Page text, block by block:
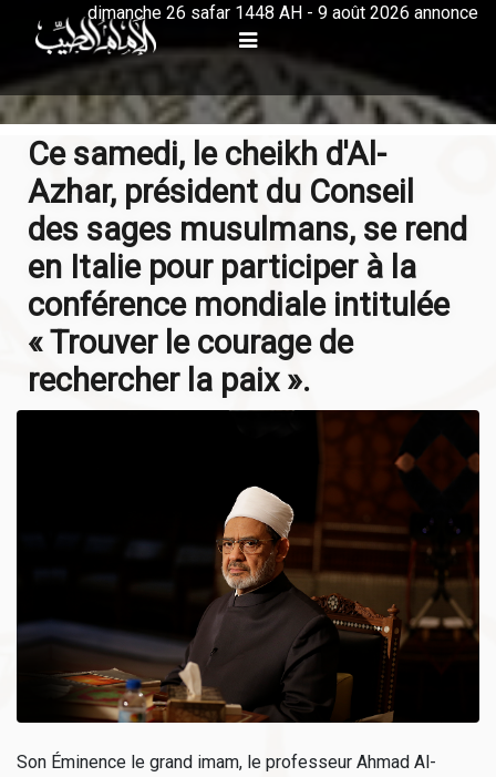
dimanche 26 safar 1448 AH - 9 août 2026 annonce
Ce samedi, le cheikh d'Al-
Azhar, président du Conseil
des sages musulmans, se rend
en Italie pour participer à la
conférence mondiale intitulée
« Trouver le courage de
rechercher la paix ».
Son Éminence le grand imam, le professeur Ahmad Al-